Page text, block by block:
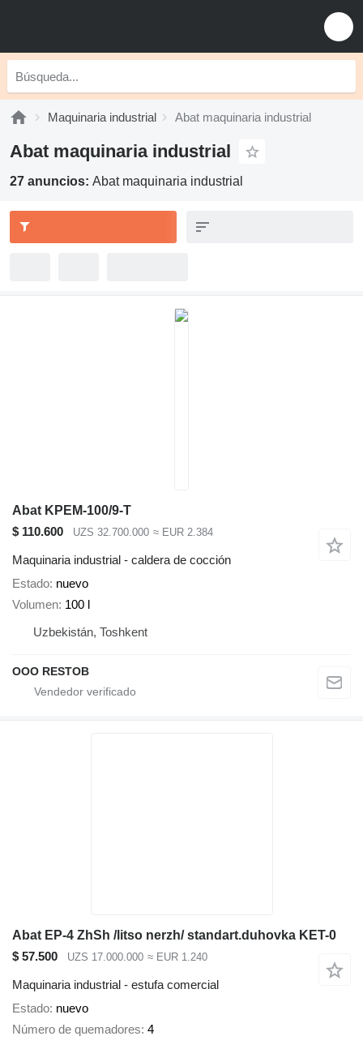
Maquinaria industrial Abat maquinaria industrial
Abat maquinaria industrial
27 anuncios: Abat maquinaria industrial
Abat KPEM-100/9-T
$ 110.600
UZS 32.700.000 ≈ EUR 2.384
Maquinaria industrial - caldera de cocción
Estado nuevo
Volumen 100 l
Uzbekistán, Toshkent
OOO RESTOB
Abat EP-4 ZhSh /litso nerzh/ standart.duhovka KET-0
$ 57.500
UZS 17.000.000 ≈ EUR 1.240
Maquinaria industrial - estufa comercial
Estado nuevo
Número de quemadores 4